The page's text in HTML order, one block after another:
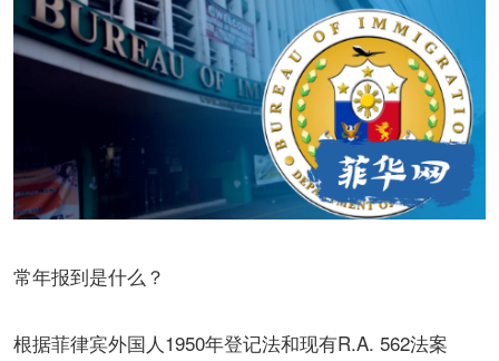
常年报到是什么？
根据菲律宾外国人1950年登记法和现有R.A. 562法案